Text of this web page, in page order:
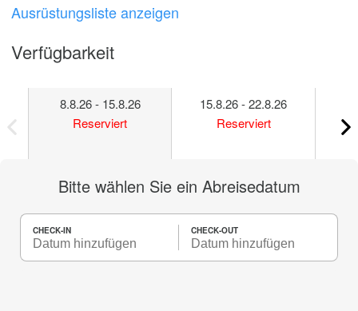
Ausrüstungsliste anzeigen
Verfügbarkeit
8.8.26 - 15.8.26
Reserviert
15.8.26 - 22.8.26
Reserviert
Bitte wählen Sie ein Abreisedatum
CHECK-IN CHECK-OUT